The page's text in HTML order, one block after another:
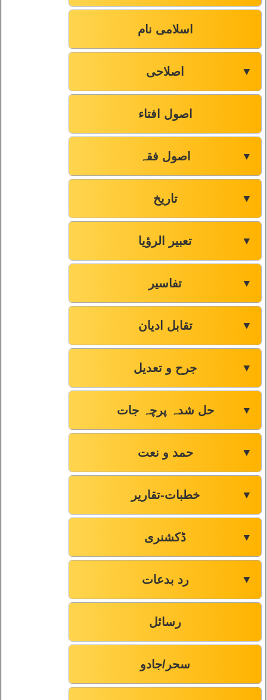
اسلامی نام
اصلاحی ▼
اصول افتاء
اصول فقہ ▼
تاریخ ▼
تعبیر الرؤیا ▼
تفاسیر ▼
تقابل ادیان ▼
جرح و تعدیل ▼
حل شدہ پرچہ جات ▼
حمد و نعت ▼
خطبات-تقاریر ▼
ڈکشنری ▼
رد بدعات ▼
رسائل
سحر/جادو